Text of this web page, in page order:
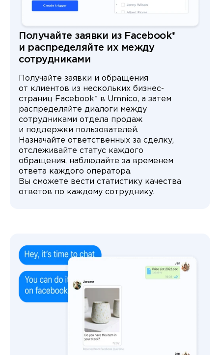
Получайте заявки из Facebook*
и распределяйте их между
сотрудниками
Получайте заявки и обращения
от клиентов из нескольких бизнес-
страниц Facebook* в Umnico, а затем
распределяйте диалоги между
сотрудниками отдела продаж
и поддержки пользователей.
Назначайте ответственных за сделку,
отслеживайте статус каждого
обращения, наблюдайте за временем
ответа каждого оператора.
Вы сможете вести статистику качества
ответов по каждому сотруднику.